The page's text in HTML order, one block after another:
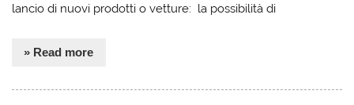
lancio di nuovi prodotti o vetture: la possibilità di
» Read more